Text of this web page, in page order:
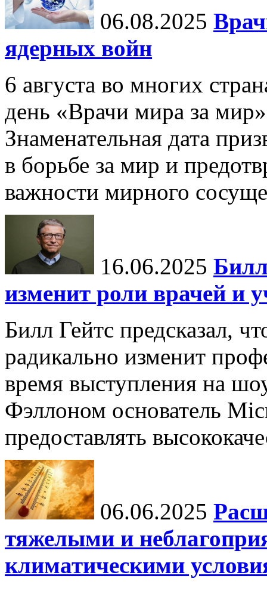
06.08.2025
ядерных войн
6 августа во многих
день «Врачи мира за
Знаменательная дата
в борьбе за мир и
важности мирного
16.06.2025
изменит роли врачей и
Билл Гейтс предсказал,
радикально изменит
время выступления на
Фэллоном основатель
предоставлять
06.06.2025
тяжелыми и
климатическими